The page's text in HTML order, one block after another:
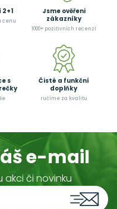
cenu
Jsme ověřeni
zákazníky
1000+ pozitivních recenzí
s
Čisté a funkční
doplňky
ručíme za kvalitu
e-mail
či novinku